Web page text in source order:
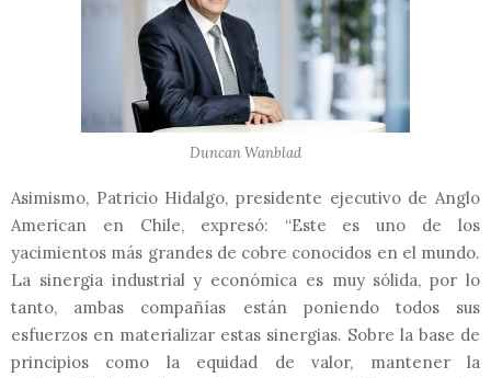
Duncan Wanblad
Asimismo, Patricio Hidalgo, presidente ejecutivo de Anglo
American en Chile, expresó: “Este es uno de los
yacimientos más grandes de cobre conocidos en el mundo.
La sinergia industrial y económica es muy sólida, por lo
tanto, ambas compañías están poniendo todos sus
esfuerzos en materializar estas sinergias. Sobre la base de
principios como la equidad de valor, mantener la